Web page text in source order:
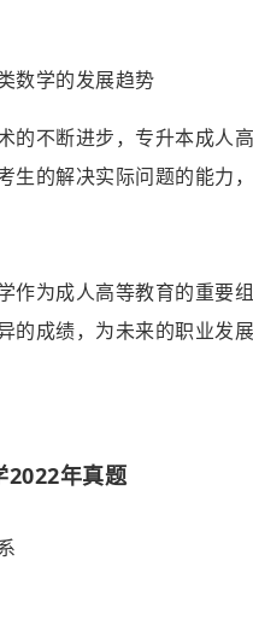
数学的发展趋势
的不断进步，专升本成人
生的解决实际问题的能力
作为成人高等教育的重要
的成绩，为未来的职业发
2022年真题